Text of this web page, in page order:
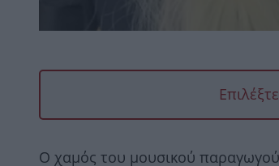
Ο χαμός του μουσικού